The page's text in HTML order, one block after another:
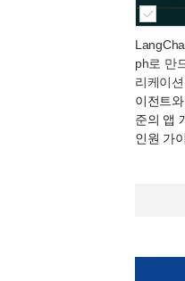
ph로 만
리케이
이전트
준의 앱
인원 가